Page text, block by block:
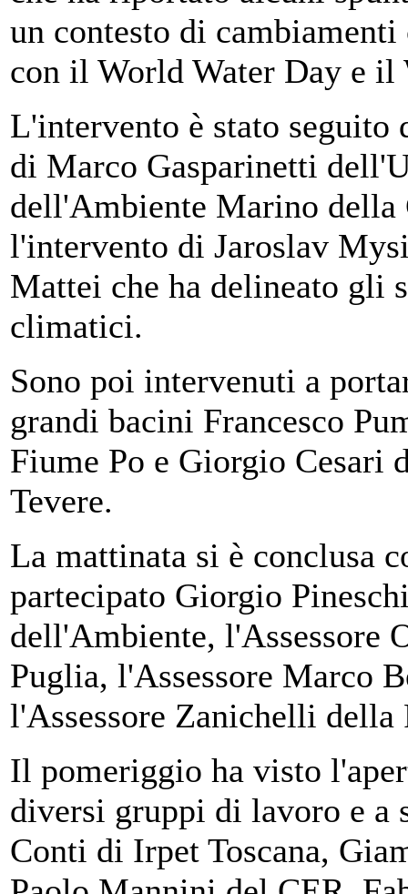
un contesto di
con il World Water Day e il
L'intervento è stato
di Marco Gasparinetti
dell'Ambiente Marino della
l'intervento di Jaroslav
Mattei che ha delineato gli
climatici.
Sono poi intervenuti a
grandi bacini Francesco
Fiume Po e Giorgio
Tevere.
La mattinata si è conclusa
partecipato Giorgio
dell'Ambiente, l'Assessore
Puglia, l'Assessore Marco
l'Assessore Zanichelli
Il pomeriggio ha visto
diversi gruppi di lavoro e
Conti di Irpet Toscana,